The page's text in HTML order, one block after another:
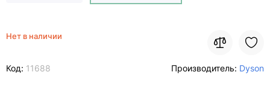
Нет в наличии
Код: 11688 Производитель: Dyson